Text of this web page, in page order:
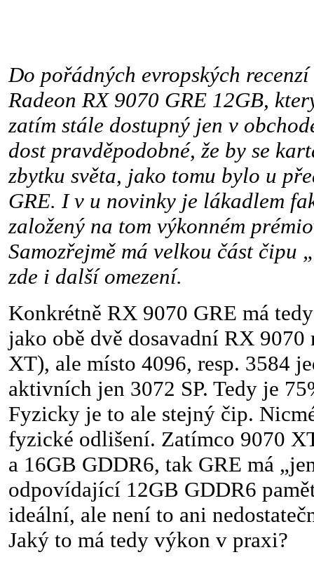
Do pořádných evropských
Radeon RX 9070 GRE 12GB,
zatím stále dostupný jen v
dost pravděpodobné, že by se
zbytku světa, jako tomu bylo u
GRE. I v u novinky je lákadlem
založený na tom výkonném
Samozřejmě má velkou část čipu
zde i další omezení.
Konkrétně RX 9070 GRE má
jako obě dvě dosavadní RX 9070
XT), ale místo 4096, resp. 3584
aktivních jen 3072 SP. Tedy je
Fyzicky je to ale stejný čip.
fyzické odlišení. Zatímco 9070
a 16GB GDDR6, tak GRE má
odpovídající 12GB GDDR6
ideální, ale není to ani
Jaký to má tedy výkon v praxi?